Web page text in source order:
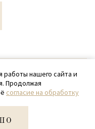
87
нашего сайта и
Продолжая
согласие на обработку